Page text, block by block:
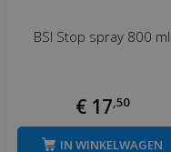
BSI Stop spray 800 ml
€ 17 50
IN WINKELWAGEN